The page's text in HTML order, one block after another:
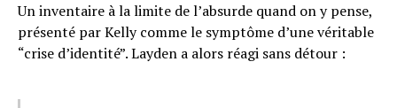
Un inventaire à la limite de l’absurde quand on y pense,
présenté par Kelly comme le symptôme d’une véritable
“crise d’identité”. Layden a alors réagi sans détour :